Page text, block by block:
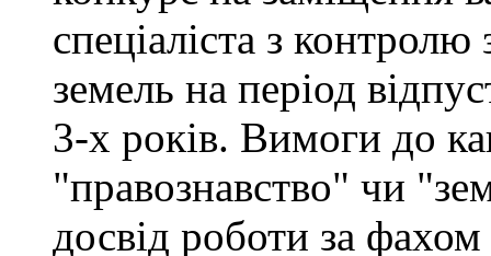
спеціаліста з
земель на період
3-х років. Вимоги до
"правознавство" чи
досвід роботи за